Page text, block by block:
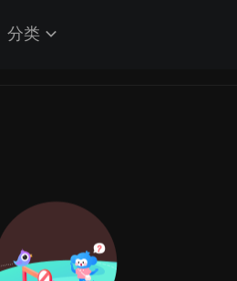
分类